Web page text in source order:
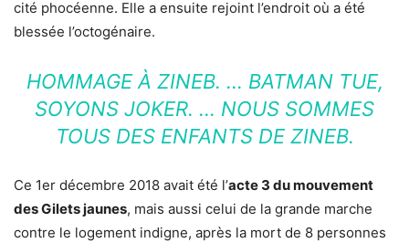
cité phocéenne. Elle a ensuite rejoint l’endroit où a été
blessée l’octogénaire.
HOMMAGE À ZINEB. … BATMAN TUE,
SOYONS JOKER. … NOUS SOMMES
TOUS DES ENFANTS DE ZINEB.
Ce 1er décembre 2018 avait été l’acte 3 du mouvement
des Gilets jaunes, mais aussi celui de la grande marche
contre le logement indigne, après la mort de 8 personnes